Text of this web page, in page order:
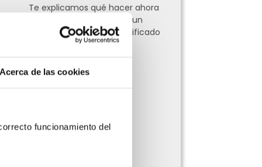
Acerca de las cookies
funcionamiento del
Te explicamos qué hacer ahora
y cómo puedes migrar a un
Proveedor Autorizado Calificado